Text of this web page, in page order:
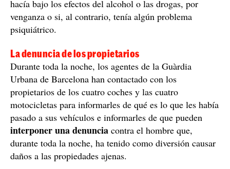
hacía bajo los efectos del alcohol o las drogas, por
venganza o si, al contrario, tenía algún problema
psiquiátrico.
La denuncia de los propietarios
Durante toda la noche, los agentes de la Guàrdia
Urbana de Barcelona han contactado con los
propietarios de los cuatro coches y las cuatro
motocicletas para informarles de qué es lo que les había
pasado a sus vehículos e informarles de que pueden
interponer una denuncia contra el hombre que,
durante toda la noche, ha tenido como diversión causar
daños a las propiedades ajenas.